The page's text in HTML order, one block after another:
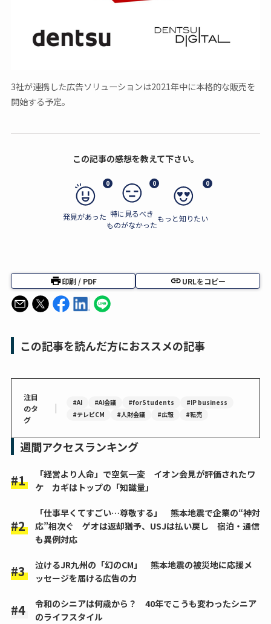
3社が連携した広告ソリューションは2021年中に本格的な販売を
開始する予定。
この記事の感想を教えて下さい。
0
発見があった
0
特に見るべき
ものがなかった
0
もっと知りたい
印刷 / PDF URLをコピー
この記事を読んだ方におススメの記事
注目
のタ
グ
｜ #AI #AI会議 #forStudents
#IP business
#テレビCM
#人財会議 #広報 #転売
週間アクセスランキング
「経営より人命」で空気一変 イオン会見が評価されたワ
ケ カギはトップの「知識量」
「仕事早くてすごい…尊敬する」 熊本地震で企業の“神対
応”相次ぐ ゲオは返却猶予、USJは払い戻し 宿泊・通信
も異例対応
泣けるJR九州の「幻のCM」 熊本地震の被災地に応援メ
ッセージを届ける広告の力
令和のシニアは何歳から？ 40年でこうも変わったシニア
のライフスタイル